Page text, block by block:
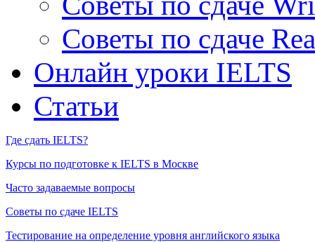
Советы по сдаче
Онлайн уроки IELTS
Статьи
Где сдать IELTS?
Курсы по подготовке к IELTS в Москве
Часто задаваемые вопросы
Советы по сдаче IELTS
Тестирование на определение уровня английского языка